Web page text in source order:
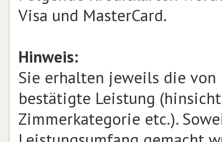
Visa und MasterCard.
Hinweis:
Sie erhalten jeweils die
bestätigte Leistung
Zimmerkategorie etc.).